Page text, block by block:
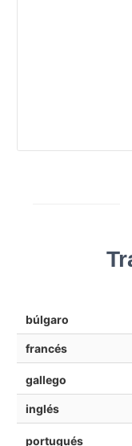
búlgaro
francés
gallego
inglés
portugués